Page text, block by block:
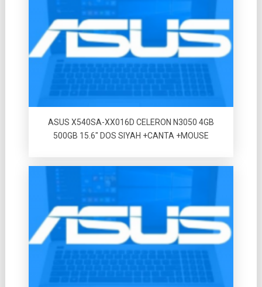
ASUS X540SA-XX016D CELERON N3050 4GB
500GB 15.6″ DOS SIYAH +CANTA +MOUSE